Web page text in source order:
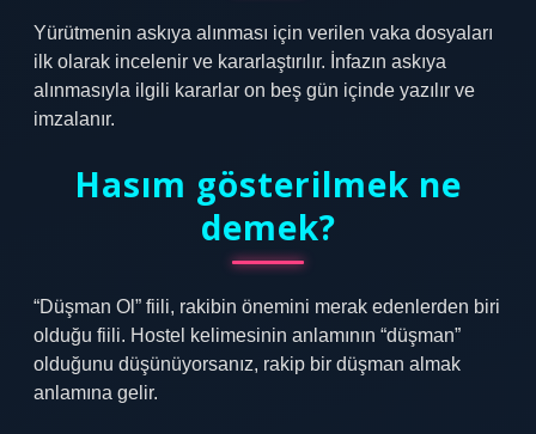
Yürütmenin askıya alınması için verilen vaka dosyaları
ilk olarak incelenir ve kararlaştırılır. İnfazın askıya
alınmasıyla ilgili kararlar on beş gün içinde yazılır ve
imzalanır.
Hasım gösterilmek ne
demek?
“Düşman Ol” fiili, rakibin önemini merak edenlerden biri
olduğu fiili. Hostel kelimesinin anlamının “düşman”
olduğunu düşünüyorsanız, rakip bir düşman almak
anlamına gelir.